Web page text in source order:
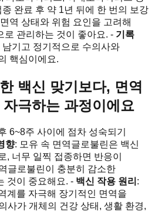
완료 후 약 1년 뒤에 한 번의 보강
역 상태와 위험 요인을 고려해
로 관리하는 것이 좋아요. - 기록
기고 정기적으로 수의사와
핵심이에요.
백신 맞기보다, 면역
극하는 과정이에요
6~8주 사이에 점차 성숙되기
향: 모유 속 면역글로불린은 백신
, 너무 일찍 접종하면 반응이
글로불린이 충분히 감소한
것이 중요해요. - 백신 작용 원리 :
계를 자극해 장기적인 면역을
사가 개체의 건강 상태, 생활 환경,